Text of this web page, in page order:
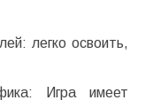
легко освоить,
Игра имеет